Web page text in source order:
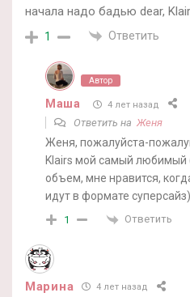
начала надо бадью dear,
1 Ответить
Автор
Маша 4 лет назад
Ответить на Женя
Женя, пожалуйста-
Klairs мой самый любимый
объем, мне нравится,
идут в формате
1 Ответить
Марина 4 лет назад